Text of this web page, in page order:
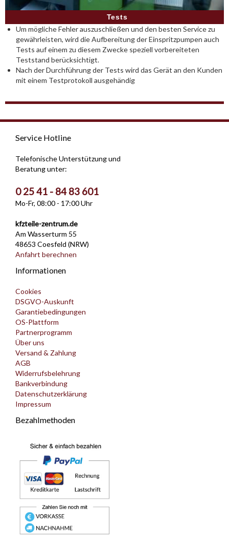
Tests
Um mögliche Fehler auszuschließen und den besten Service zu
gewährleisten, wird die Aufbereitung der Einspritzpumpen auch
Tests auf einem zu diesem Zwecke speziell vorbereiteten
Teststand berücksichtigt.
Nach der Durchführung der Tests wird das Gerät an den Kunden
mit einem Testprotokoll ausgehändig
Service Hotline
Telefonische Unterstützung und
Beratung unter:
0 25 41 - 84 83 601
Mo-Fr, 08:00 - 17:00 Uhr
kfzteile-zentrum.de
Am Wasserturm 55
48653 Coesfeld (NRW)
Anfahrt berechnen
Informationen
Cookies
DSGVO-Auskunft
Garantiebedingungen
OS-Plattform
Partnerprogramm
Über uns
Versand & Zahlung
AGB
Widerrufsbelehrung
Bankverbindung
Datenschutzerklärung
Impressum
Bezahlmethoden